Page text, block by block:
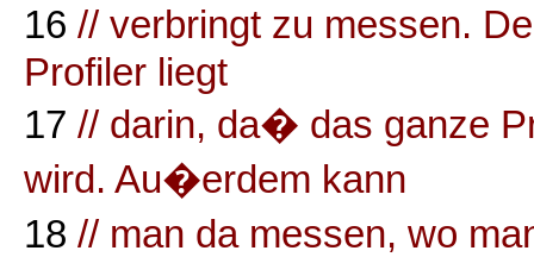
16 // verbringt zu messen.
Profiler liegt
17 // darin, da� das ganze
wird. Au�erdem kann
18 // man da messen, wo